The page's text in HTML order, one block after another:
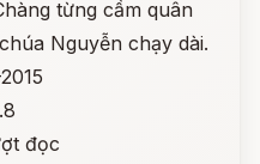
từng cầm quân
Nguyễn chạy dài.
đọc